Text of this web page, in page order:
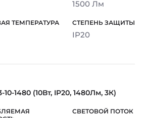
1500 Лм
IP20
10-1480 (10Вт, IP20, 1480Лм, 3К)